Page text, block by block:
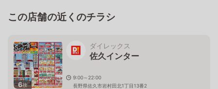
この店舗の近くのチラシ
6枚
ダイレックス
佐久インター
9:00～22:00
長野県佐久市岩村田北1丁目13番2